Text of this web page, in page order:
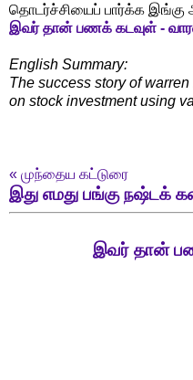
தொடர்ச்சியைப் பார்க்க இங்கு
இவர் தான் பணக் கடவுள் -
English Summary:
The success story of
on stock investment using
« முந்தைய கட்டுரை
இது எமது பங்கு நஷ்டக்
இவர் தான்